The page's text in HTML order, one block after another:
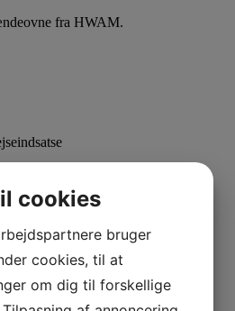
fra HWAM.
cookies
bruger
cookies, til at
om dig til forskellige